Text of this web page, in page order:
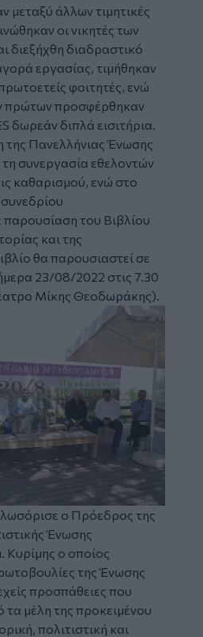
μεταξύ άλλων τιμητικές
οι νικητές των
διεξήχθη διαδραστικό
εργασίας, τιμήθηκαν
φοιτητές, ενώ
πρώτων προσφέρθηκαν
δωρεάν διπλά εισιτήρια.
Πανελλήνιας Ένωσης
συνεργασία εθελοντών
καθαρισμού, ενώ στο
του Βιβλίου
και της
θα παρουσιαστεί σε
23/08/2022 στις 7.30
Μίκης Θεοδωράκης).
ο Πρόεδρος της
Ένωσης
ο οποίος
της Ένωσης
προσπάθειες που
μέλη της προκειμένου
πολιτιστική και